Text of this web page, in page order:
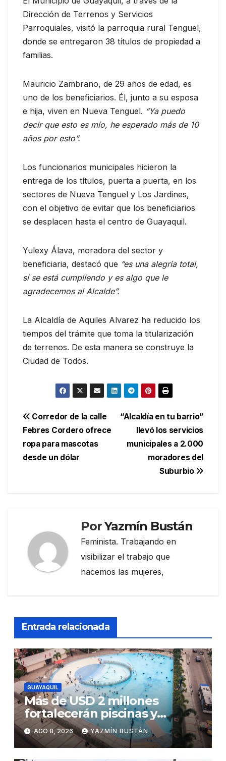
Dirección de Terrenos y Servicios
Parroquiales, visitó la parroquia rural Tenguel,
donde se entregaron 38 títulos de propiedad a
familias.
Mauricio Zambrano, de 29 años de edad, es
uno de los beneficiarios. Él, junto a su esposa
e hija, viven en Nueva Tenguel. “Ya puedo
decir que esto es mío, he esperado más de 10
años por esto”.
Los funcionarios municipales hicieron la
entrega de los títulos, puerta a puerta, en los
sectores de Nueva Tenguel y Los Jardines,
con el objetivo de evitar que los beneficiarios
se desplacen hasta el centro de Guayaquil.
Yulexy Álava, moradora del sector y
beneficiaria, destacó que “es una alegría total,
sí se está cumpliendo y es algo que le
agradecemos al Alcalde”.
La Alcaldía de Aquiles Alvarez ha reducido los
tiempos del trámite que toma la titularización
de terrenos. De esta manera se construye la
Ciudad de Todos.
Navegación
de
entradas
“Alcaldía en tu barrio”
llevó los servicios
municipales a 2.000
moradores del
Suburbio
Corredor de la calle
Febres Cordero ofrece
ropa para mascotas
desde un dólar
PorYazmín Bustán
Feminista. Trabajando en
visibilizar el trabajo que
hacemos las mujeres,
Entrada relacionada
GUAYAQUIL
Más de USD 2 millones
fortalecerán piscinas y
parques acuáticos
municipales
AGO 8, 2026 YAZMÍN BUSTÁN